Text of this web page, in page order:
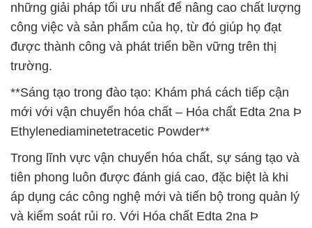
những giải pháp tối ưu nhất để nâng cao chất lượng
công việc và sản phẩm của họ, từ đó giúp họ đạt
được thành công và phát triển bền vững trên thị
trường.
**Sáng tạo trong đào tạo: Khám phá cách tiếp cận
mới với vận chuyển hóa chất – Hóa chất Edta 2na Þ
Ethylenediaminetetracetic Powder**
Trong lĩnh vực vận chuyển hóa chất, sự sáng tạo và
tiên phong luôn được đánh giá cao, đặc biệt là khi
áp dụng các công nghệ mới và tiến bộ trong quản lý
và kiểm soát rủi ro. Với Hóa chất Edta 2na Þ